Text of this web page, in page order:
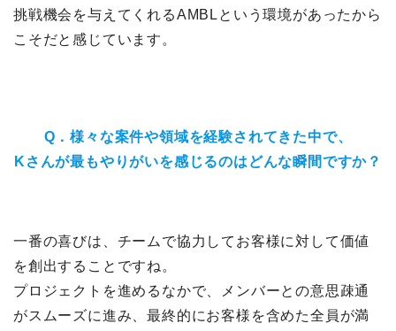
挑戦機会を与えてくれるAMBLという環境があったから
こそだと感じています。
Q．様々な案件や領域を経験されてきた中で、
Kさんが最もやりがいを感じるのはどんな瞬間ですか？
一番の喜びは、チームで協力してお客様に対して価値
を創出することですね。
プロジェクトを進めるなかで、メンバーとの意思疎通
がスムーズに進み、最終的にお客様を含めた全員が満